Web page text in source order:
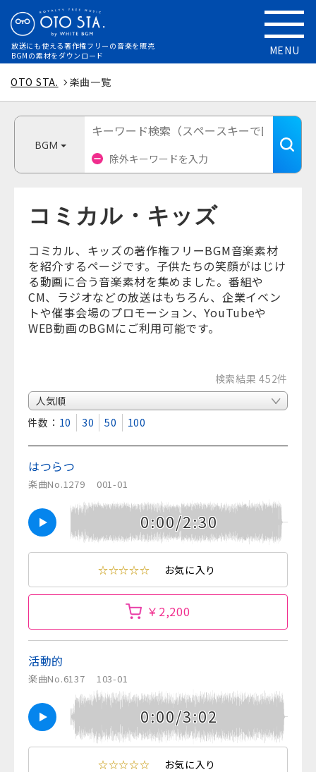
放送にも使える著作権フリーの音楽を販売
BGMの素材をダウンロード
MENU
OTO STA. 楽曲一覧
BGM
コミカル・キッズ
コミカル、キッズの著作権フリーBGM音楽素材
を紹介するページです。子供たちの笑顔がはじけ
る動画に合う音楽素材を集めました。番組や
CM、ラジオなどの放送はもちろん、企業イベン
トや催事会場のプロモーション、YouTubeや
WEB動画のBGMにご利用可能です。
検索結果 452件
表示件数： 10 30 50 100
はつらつ
楽曲No.1279 001-01
0:00/2:30
☆☆☆☆☆ お気に入り
￥2,200
活動的
楽曲No.6137 103-01
0:00/3:02
☆☆☆☆☆ お気に入り